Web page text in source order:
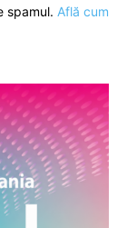
spamul. Află cum